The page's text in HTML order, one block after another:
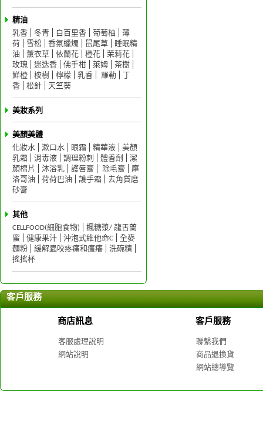
精油
乳香
冬青 白百里香 葡萄柚
薄
荷
雪松 香氛蠟燭 鼠尾草
睡眠精
油
薰衣草 依蘭花 橙花
茉莉花
玫瑰
迷迭香 佛手柑 萊姆
茶樹
鮮橙
桉樹 檸檬 乳香 羅勒
香
松針 天竺葵
美妝系列
美顏美體
化妝水
漱口水 眼霜 精華液
美顏
乳霜
消毒液 調理粉刺 體香劑
潔
顏棉片
沐浴乳 護唇膏 除毛膏
摩
洛哥油
荷荷巴油 護手霜
去角質磨
砂膏
其他
CELLFOOD(細胞食物)
楓糖漿/ 龍舌蘭
蜜
健康果汁 沖泡式維他命C
全麥
麵粉
緩解蟲咬疼痛和瘙癢
洗碗精
搖搖杯
客戶服務
商店訊息
客服處理說明
網站說明
客戶服務
聯繫我們
商品退換貨
網站總導覽